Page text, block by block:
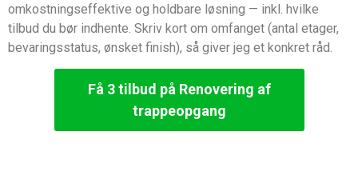
omkostningseffektive og holdbare løsning — inkl. hvilke
tilbud du bør indhente. Skriv kort om omfanget (antal etager,
bevaringsstatus, ønsket finish), så giver jeg et konkret råd.
Få 3 tilbud på Renovering af
trappeopgang